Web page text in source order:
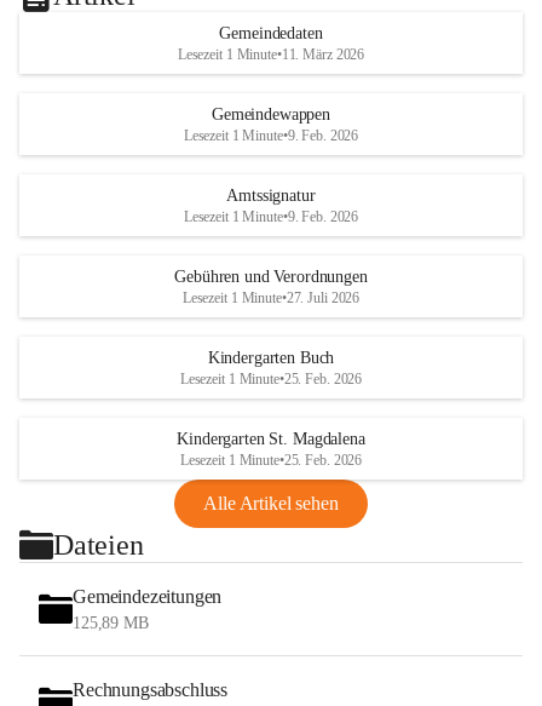
Gemeindedaten
Lesezeit 1 Minute•11. März 2026
Gemeindewappen
Lesezeit 1 Minute•9. Feb. 2026
Amtssignatur
Lesezeit 1 Minute•9. Feb. 2026
Gebühren und Verordnungen
Lesezeit 1 Minute•27. Juli 2026
Kindergarten Buch
Lesezeit 1 Minute•25. Feb. 2026
Kindergarten St. Magdalena
Lesezeit 1 Minute•25. Feb. 2026
Alle Artikel sehen
Dateien
Gemeindezeitungen
125,89 MB
Rechnungsabschluss